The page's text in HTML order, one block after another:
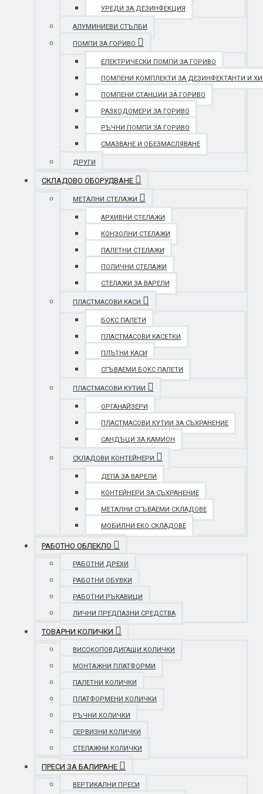
УРЕДИ ЗА ДЕЗИНФЕКЦИЯ
АЛУМИНИЕВИ СТЪЛБИ
ПОМПИ ЗА ГОРИВО
ЕЛЕКТРИЧЕСКИ ПОМПИ ЗА ГОРИВО
ПОМПЕНИ КОМПЛЕКТИ ЗА ДЕЗИНФЕКТАНТИ И
ПОМПЕНИ СТАНЦИИ ЗА ГОРИВО
РАЗХОДОМЕРИ ЗА ГОРИВО
РЪЧНИ ПОМПИ ЗА ГОРИВО
СМАЗВАНЕ И ОБЕЗМАСЛЯВАНЕ
ДРУГИ
СКЛАДОВО ОБОРУДВАНЕ
МЕТАЛНИ СТЕЛАЖИ
АРХИВНИ СТЕЛАЖИ
КОНЗОЛНИ СТЕЛАЖИ
ПАЛЕТНИ СТЕЛАЖИ
ПОЛИЧНИ СТЕЛАЖИ
СТЕЛАЖИ ЗА ВАРЕЛИ
ПЛАСТМАСОВИ КАСИ
БОКС ПАЛЕТИ
ПЛАСТМАСОВИ КАСЕТКИ
ПЛЪТНИ КАСИ
СГЪВАЕМИ БОКС ПАЛЕТИ
ПЛАСТМАСОВИ КУТИИ
ОРГАНАЙЗЕРИ
ПЛАСТМАСОВИ КУТИИ ЗА СЪХРАНЕНИЕ
САНДЪЦИ ЗА КАМИОН
СКЛАДОВИ КОНТЕЙНЕРИ
ДЕПА ЗА ВАРЕЛИ
КОНТЕЙНЕРИ ЗА СЪХРАНЕНИЕ
МЕТАЛНИ СГЪВАЕМИ СКЛАДОВЕ
МОБИЛНИ ЕКО СКЛАДОВЕ
РАБОТНО ОБЛЕКЛО
РАБОТНИ ДРЕХИ
РАБОТНИ ОБУВКИ
РАБОТНИ РЪКАВИЦИ
ЛИЧНИ ПРЕДПАЗНИ СРЕДСТВА
ТОВАРНИ КОЛИЧКИ
ВИСОКОПОВДИГАЩИ КОЛИЧКИ
МОНТАЖНИ ПЛАТФОРМИ
ПАЛЕТНИ КОЛИЧКИ
ПЛАТФОРМЕНИ КОЛИЧКИ
РЪЧНИ КОЛИЧКИ
СЕРВИЗНИ КОЛИЧКИ
СТЕЛАЖНИ КОЛИЧКИ
ПРЕСИ ЗА БАЛИРАНЕ
ВЕРТИКАЛНИ ПРЕСИ